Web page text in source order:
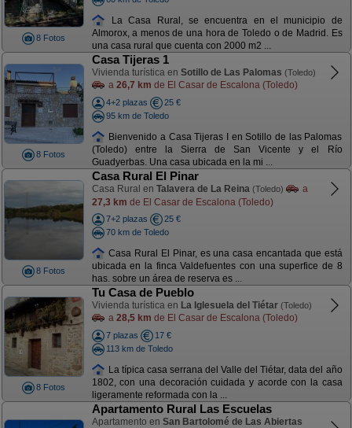
8 Fotos
La Casa Rural, se encuentra en el municipio de
Almorox, a menos de una hora de Toledo o de Madrid. Es
una casa rural que cuenta con 2000 m2 ...
8 Fotos
Casa Tijeras 1
Vivienda turística en Sotillo de Las Palomas (Toledo)
a 26,7 km de El Casar de Escalona (Toledo)
4+2 plazas
25 €
95 km de Toledo
Bienvenido a Casa Tijeras I en Sotillo de las Palomas
(Toledo) entre la Sierra de San Vicente y el Río
Guadyerbas. Una casa ubicada en la mi ...
8 Fotos
Casa Rural El Pinar
Casa Rural en Talavera de La Reina (Toledo)
a
27,3 km de El Casar de Escalona (Toledo)
7+2 plazas
25 €
70 km de Toledo
Casa Rural El Pinar, es una casa encantada que está
ubicada en la finca Valdefuentes con una superfice de 8
has. sobre un área de reserva es ...
8 Fotos
Tu Casa de Pueblo
Vivienda turística en La Iglesuela del Tiétar (Toledo)
a 28,5 km de El Casar de Escalona (Toledo)
7 plazas
17 €
113 km de Toledo
La típica casa serrana del Valle del Tiétar, data del año
1802, con una decoración cuidada y acorde con la casa
ligeramente reformada con la ...
Apartamento Rural Las Escuelas
Apartamento en San Bartolomé de Las Abiertas